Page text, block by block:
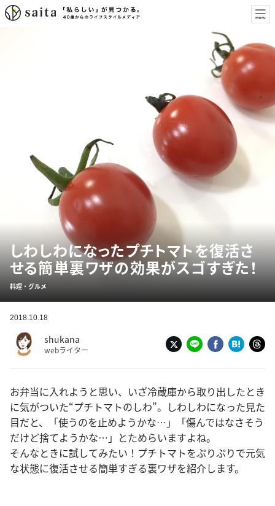
しわしわになったプチトマトを復活さ
せる簡単裏ワザの効果がスゴすぎた！
料理・グルメ
2018.10.18
shukana
webライター
お弁当に入れようと思い、いざ冷蔵庫から取り出したとき
に気がついた“プチトマトのしわ”。しわしわになった見た
目だと、「使うのを止めようかな…」「傷んではなさそう
だけど捨てようかな…」とためらいますよね。
そんなときに試してみたい！プチトマトをぷりぷりで元気
な状態に復活させる簡単すぎる裏ワザを紹介します。